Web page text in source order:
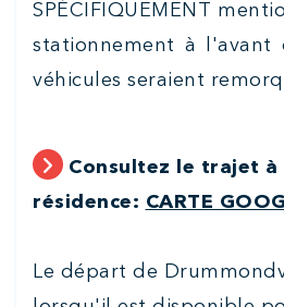
SPÉCIFIQUEMENT
stationnement à l'avant
véhicules seraient
Consultez le trajet
résidence: CARTE
Le départ de